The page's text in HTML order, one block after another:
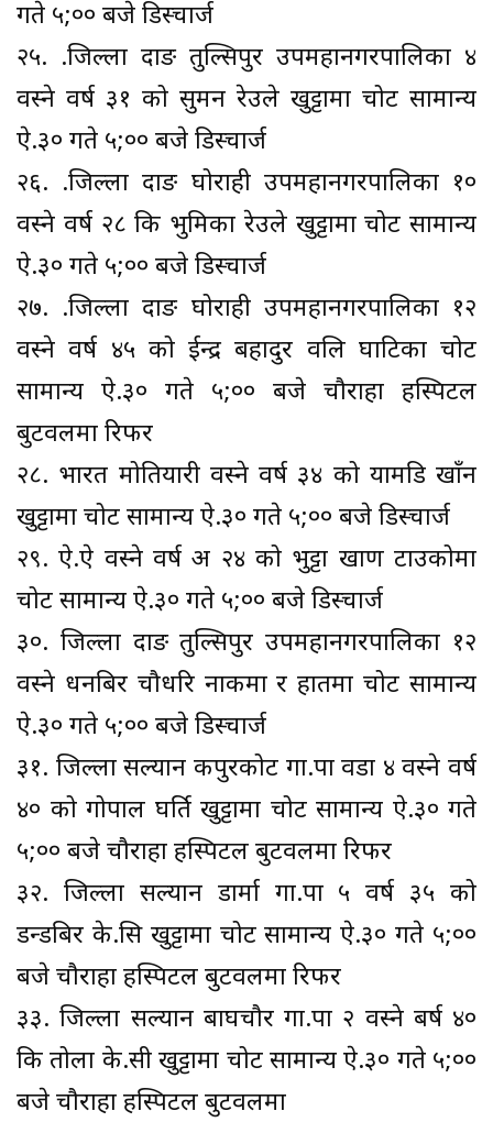
गते ५;०० बजे डिस्चार्ज
२५. .जिल्ला दाङ तुल्सिपुर उपमहानगरपालिका ४
वस्ने वर्ष ३१ को सुमन रेउले खुट्टामा चोट सामान्य
ऐ.३० गते ५;०० बजे डिस्चार्ज
२६. .जिल्ला दाङ घोराही उपमहानगरपालिका १०
वस्ने वर्ष २८ कि भुमिका रेउले खुट्टामा चोट सामान्य
ऐ.३० गते ५;०० बजे डिस्चार्ज
२७. .जिल्ला दाङ घोराही उपमहानगरपालिका १२
वस्ने वर्ष ४५ को ईन्द्र बहादुर वलि घाटिका चोट
सामान्य ऐ.३० गते ५;०० बजे चौराहा हस्पिटल
बुटवलमा रिफर
२८. भारत मोतियारी वस्ने वर्ष ३४ को यामडि खाँन
खुट्टामा चोट सामान्य ऐ.३० गते ५;०० बजे डिस्चार्ज
२९. ऐ.ऐ वस्ने वर्ष अ २४ को भुट्टा खाण टाउकोमा
चोट सामान्य ऐ.३० गते ५;०० बजे डिस्चार्ज
३०. जिल्ला दाङ तुल्सिपुर उपमहानगरपालिका १२
वस्ने धनबिर चौधरि नाकमा र हातमा चोट सामान्य
ऐ.३० गते ५;०० बजे डिस्चार्ज
३१. जिल्ला सल्यान कपुरकोट गा.पा वडा ४ वस्ने वर्ष
४० को गोपाल घर्ति खुट्टामा चोट सामान्य ऐ.३० गते
५;०० बजे चौराहा हस्पिटल बुटवलमा रिफर
३२. जिल्ला सल्यान डार्मा गा.पा ५ वर्ष ३५ को
डन्डबिर के.सि खुट्टामा चोट सामान्य ऐ.३० गते ५;००
बजे चौराहा हस्पिटल बुटवलमा रिफर
३३. जिल्ला सल्यान बाघचौर गा.पा २ वस्ने बर्ष ४०
कि तोला के.सी खुट्टामा चोट सामान्य ऐ.३० गते ५;००
बजे चौराहा हस्पिटल बुटवलमा